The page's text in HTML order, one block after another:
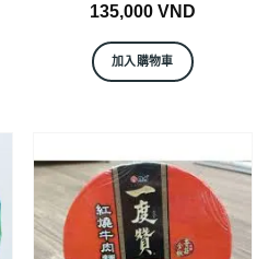
135,000 VND
加入購物車